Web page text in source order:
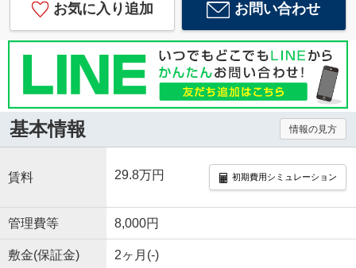
お気に入り追加 お問い合わせ
基本情報 情報の見方
賃料 29.8万円 初期費用シミュレーション
管理費等 8,000円
敷金(保証金) 2ヶ月(-)